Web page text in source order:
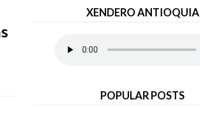
XENDERO ANTIOQUIA
POPULAR POSTS